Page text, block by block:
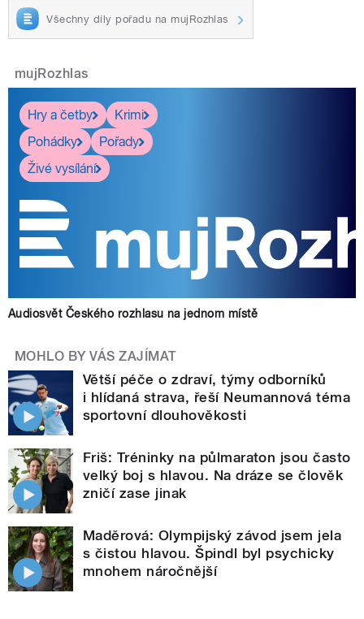
Všechny díly pořadu na mujRozhlas
mujRozhlas
Hry a četby
Krimi
Pohádky
Pořady
Živé vysílání
Audiosvět Českého rozhlasu na jednom místě
MOHLO BY VÁS ZAJÍMAT
Větší péče o zdraví, týmy odborníků
i hlídaná strava, řeší Neumannová téma
sportovní dlouhověkosti
Friš: Tréninky na půlmaraton jsou často
velký boj s hlavou. Na dráze se člověk
zničí zase jinak
Maděrová: Olympijský závod jsem jela
s čistou hlavou. Špindl byl psychicky
mnohem náročnější